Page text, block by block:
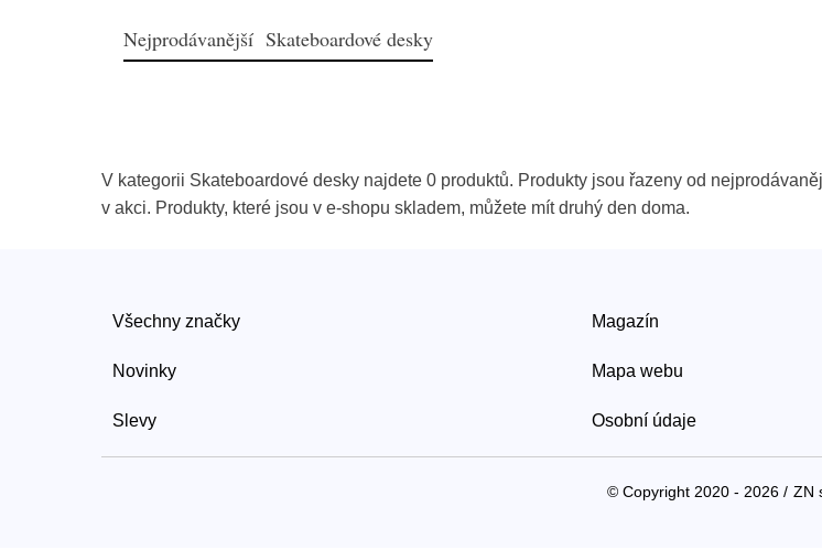
Nejprodávanější Skateboardové desky
V kategorii Skateboardové desky najdete 0 produktů. Produkty jsou řazeny od
v akci. Produkty, které jsou v e-shopu skladem, můžete mít druhý den doma.
Všechny značky
Novinky
Slevy
Magazín
Mapa webu
Osobní údaje
© Copyright 2020 - 2026 / ZN